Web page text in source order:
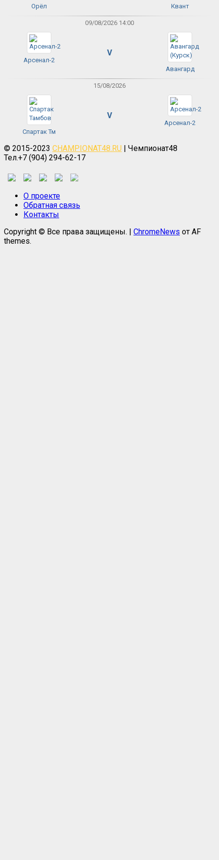
Орёл Квант
09/08/2026 14:00
Арсенал-2
V
Авангард
15/08/2026
Спартак Тм
V
Арсенал-2
© 2015-2023 CHAMPIONAT48.RU | Чемпионат48
Тел.+7 (904) 294-62-17
О проекте
Обратная связь
Контакты
Copyright © Все права защищены. | ChromeNews от AF
themes.